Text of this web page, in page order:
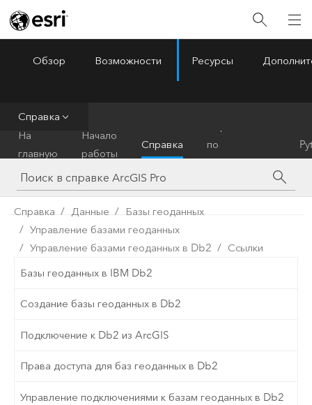
ArcGIS Pro
Обзор Возможности Ресурсы
Справка
На
главную
Начало
работы
Справка
по
инструментам
Справка Данные
Базы геоданных
Управление базами геоданных
Управление базами геоданных в Db2
Ссылки
Базы геоданных в IBM Db2
Создание базы геоданных в Db2
Подключение к Db2 из ArcGIS
Права доступа для баз геоданных в Db2
Управление подключениями к базам геоданных в Db2